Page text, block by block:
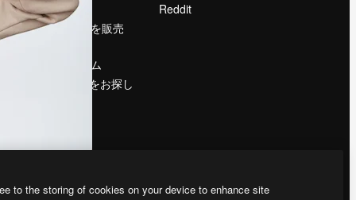
Slidesgo
コンテンツを販売
プレスルーム
magnific.aiをお探し
Reddit
to the storing of cookies on your device to enhance site